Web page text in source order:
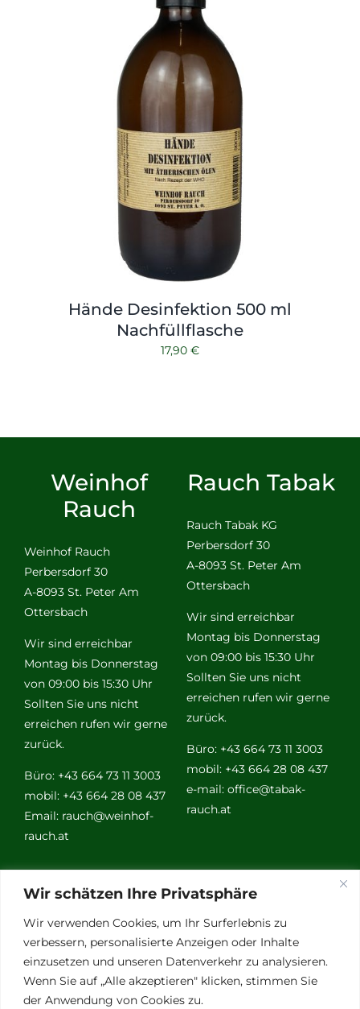
Wir schätzen Ihre Privatsphäre
Wir verwenden Cookies, um Ihr Surferlebnis zu
verbessern, personalisierte Anzeigen oder Inhalte
einzusetzen und unseren Datenverkehr zu analysieren.
Wenn Sie auf „Alle akzeptieren" klicken, stimmen Sie
der Anwendung von Cookies zu.
Hände Desinfektion 500 ml
Nachfüllflasche
17,90 €
Weinhof
Rauch
Weinhof Rauch
Perbersdorf 30
A-8093 St. Peter Am
Ottersbach
Wir sind erreichbar
Montag bis Donnerstag
von 09:00 bis 15:30 Uhr
Sollten Sie uns nicht
erreichen rufen wir gerne
zurück.
Büro: +43 664 73 11 3003
mobil: +43 664 28 08 437
Email: rauch@weinhof-
rauch.at
Rauch Tabak
Rauch Tabak KG
Perbersdorf 30
A-8093 St. Peter Am
Ottersbach
Wir sind erreichbar
Montag bis Donnerstag
von 09:00 bis 15:30 Uhr
Sollten Sie uns nicht
erreichen rufen wir gerne
zurück.
Büro: +43 664 73 11 3003
mobil: +43 664 28 08 437
e-mail: office@tabak-
rauch.at
Weitere
Links
Vino Vitalis
Ottersbachtal
Partnerbetriebe